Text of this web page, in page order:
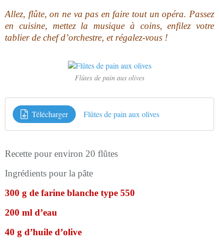
Allez, flûte, on ne va pas en faire tout un opéra. Passez
en cuisine, mettez la musique à coins, enfilez votre
tablier de chef d’orchestre, et régalez-vous !
Flûtes de pain aux olives
Télécharger Flûtes de pain aux olives
Recette pour environ 20 flûtes
Ingrédients pour la pâte
300 g de farine blanche type 550
200 ml d’eau
40 g d’huile d’olive